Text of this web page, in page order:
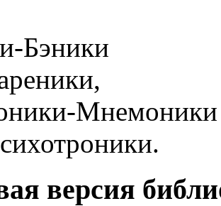
Бэники
Мнемоники
версия